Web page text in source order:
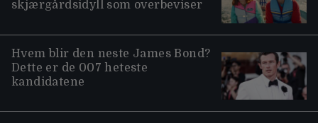
skjærgårdsidyll som overbeviser
Hvem blir den neste James Bond?
Dette er de 007 heteste
kandidatene